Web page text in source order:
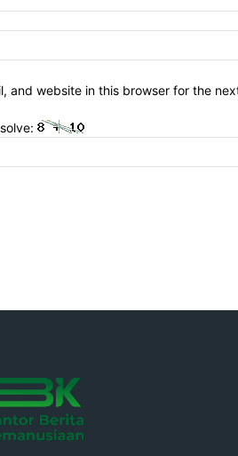
and website in this browser for the